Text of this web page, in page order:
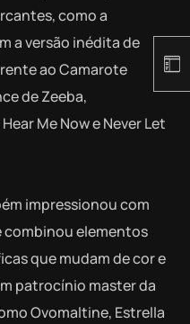
como a
a versão inédita de
ao Camarote
de Zeeba,
Me Now e Never Let
impressionou com
elementos
que mudam de cor e
patrocínio master da
Ovomaltine, Estrella